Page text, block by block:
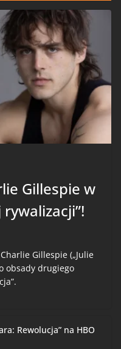
Gillespie w
Gillespie („Julie
obsady drugiego
Rewolucja” na HBO